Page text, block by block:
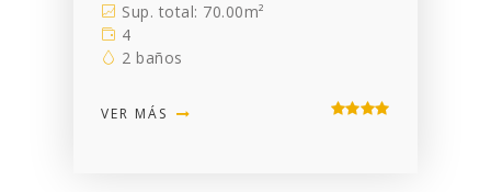
Sup. total: 70.00m²
4
2 baños
VER MÁS